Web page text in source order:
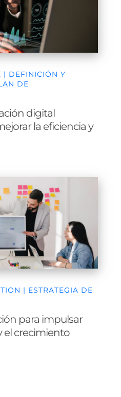
| DEFINICIÓN Y
DE
digital
la eficiencia y
| ESTRATEGIA DE
para impulsar
el crecimiento